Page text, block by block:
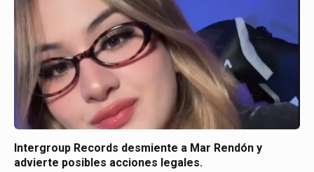
Intergroup Records desmiente a Mar Rendón y
advierte posibles acciones legales.